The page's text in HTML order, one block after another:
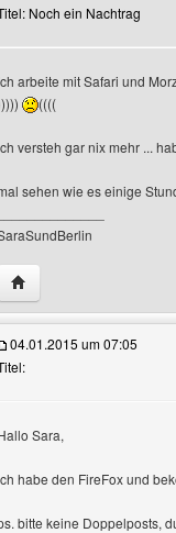
Profile anzeigen
Noch ein Nachtrag
arbeite mit Safari und
((((
versteh gar nix mehr ...
sehen wie es einige
Website dieses
Profile anzeigen
04.01.2015 um 07:05
Sara,
habe den FireFox und
bitte keine Doppelposts,